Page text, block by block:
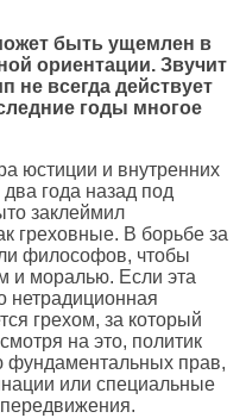
быть ущемлен в
ориентации. Звучит
не всегда действует
годы многое
юстиции и внутренних
года назад под
заклеймил
греховные. В борьбе за
философов, чтобы
и моралью. Если эта
нетрадиционная
грехом, за который
на это, политик
фундаментальных прав,
или специальные